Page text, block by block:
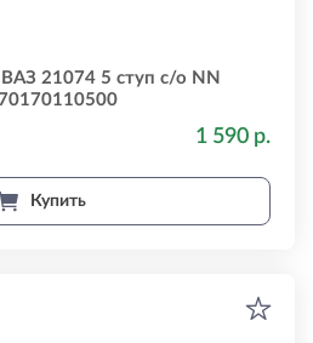
21074 5 ступ с/о NN
1 590 р.
Купить